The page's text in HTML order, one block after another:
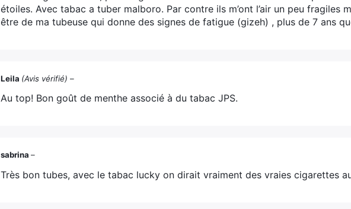
étoiles. Avec tabac a tuber malboro. Par contre ils m’ont l’air un peu fragiles
être de ma tubeuse qui donne des signes de fatigue (gizeh) , plus de 7 ans
Leila (Avis vérifié) –
Au top! Bon goût de menthe associé à du tabac JPS.
sabrina–
Très bon tubes, avec le tabac lucky on dirait vraiment des vraies cigarettes